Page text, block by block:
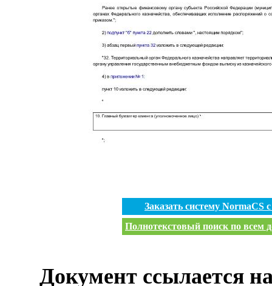
Заказать систему
Полнотекстовый поиск по всем
Документ ссылается